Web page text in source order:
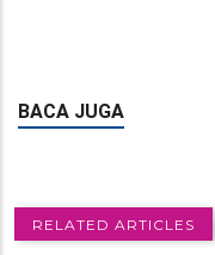
RELATED ARTICLES